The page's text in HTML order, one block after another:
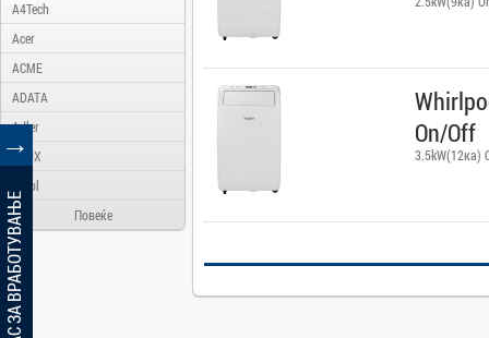
A4Tech
Acer
ACME
ADATA
Adler
AFOX
Ainol
Alcatel
Allview
Aloha Day
AMD
AOC
Повеќе
On/Off
3.5kW(12ка)
ОГЛАС ЗА ВРАБОТУВАЊЕ
→